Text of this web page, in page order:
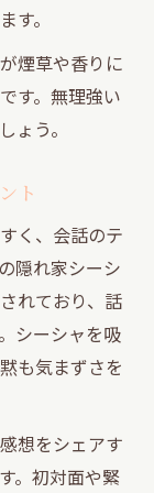
す。
煙草や香りに
す。無理強い
ょう。
ト
く、会話のテ
隠れ家シーシ
れており、話
シーシャを吸
も気まずさを
想をシェアす
。初対面や緊